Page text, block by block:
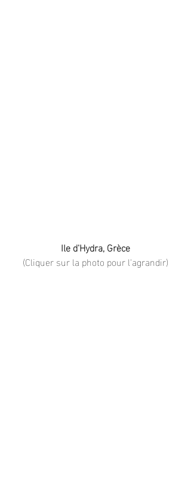
Ile d'Hydra, Grèce
(Cliquer sur la photo pour l'agrandir)